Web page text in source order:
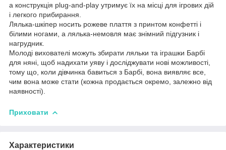
а конструкція plug-and-play утримує їх на місці для ігрових дій
і легкого прибирання.
Лялька-шкіпер носить рожеве плаття з принтом конфетті і
білими ногами, а лялька-немовля має знімний підгузник і
нагрудник.
Молоді вихователі можуть збирати ляльки та іграшки Барбі
для няні, щоб надихати уяву і досліджувати нові можливості,
тому що, коли дівчинка бавиться з Барбі, вона виявляє все,
чим вона може стати (кожна продається окремо, залежно від
наявності).
Приховати
Характеристики